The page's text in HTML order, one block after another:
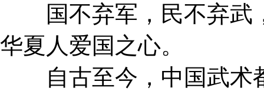
国不弃军，民不弃武
华夏人爱国之心。
自古至今，中国武术